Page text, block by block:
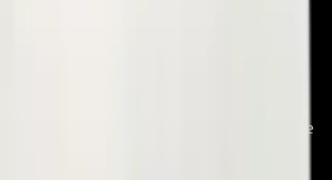
mantiene frutas y verduras a un nivel de